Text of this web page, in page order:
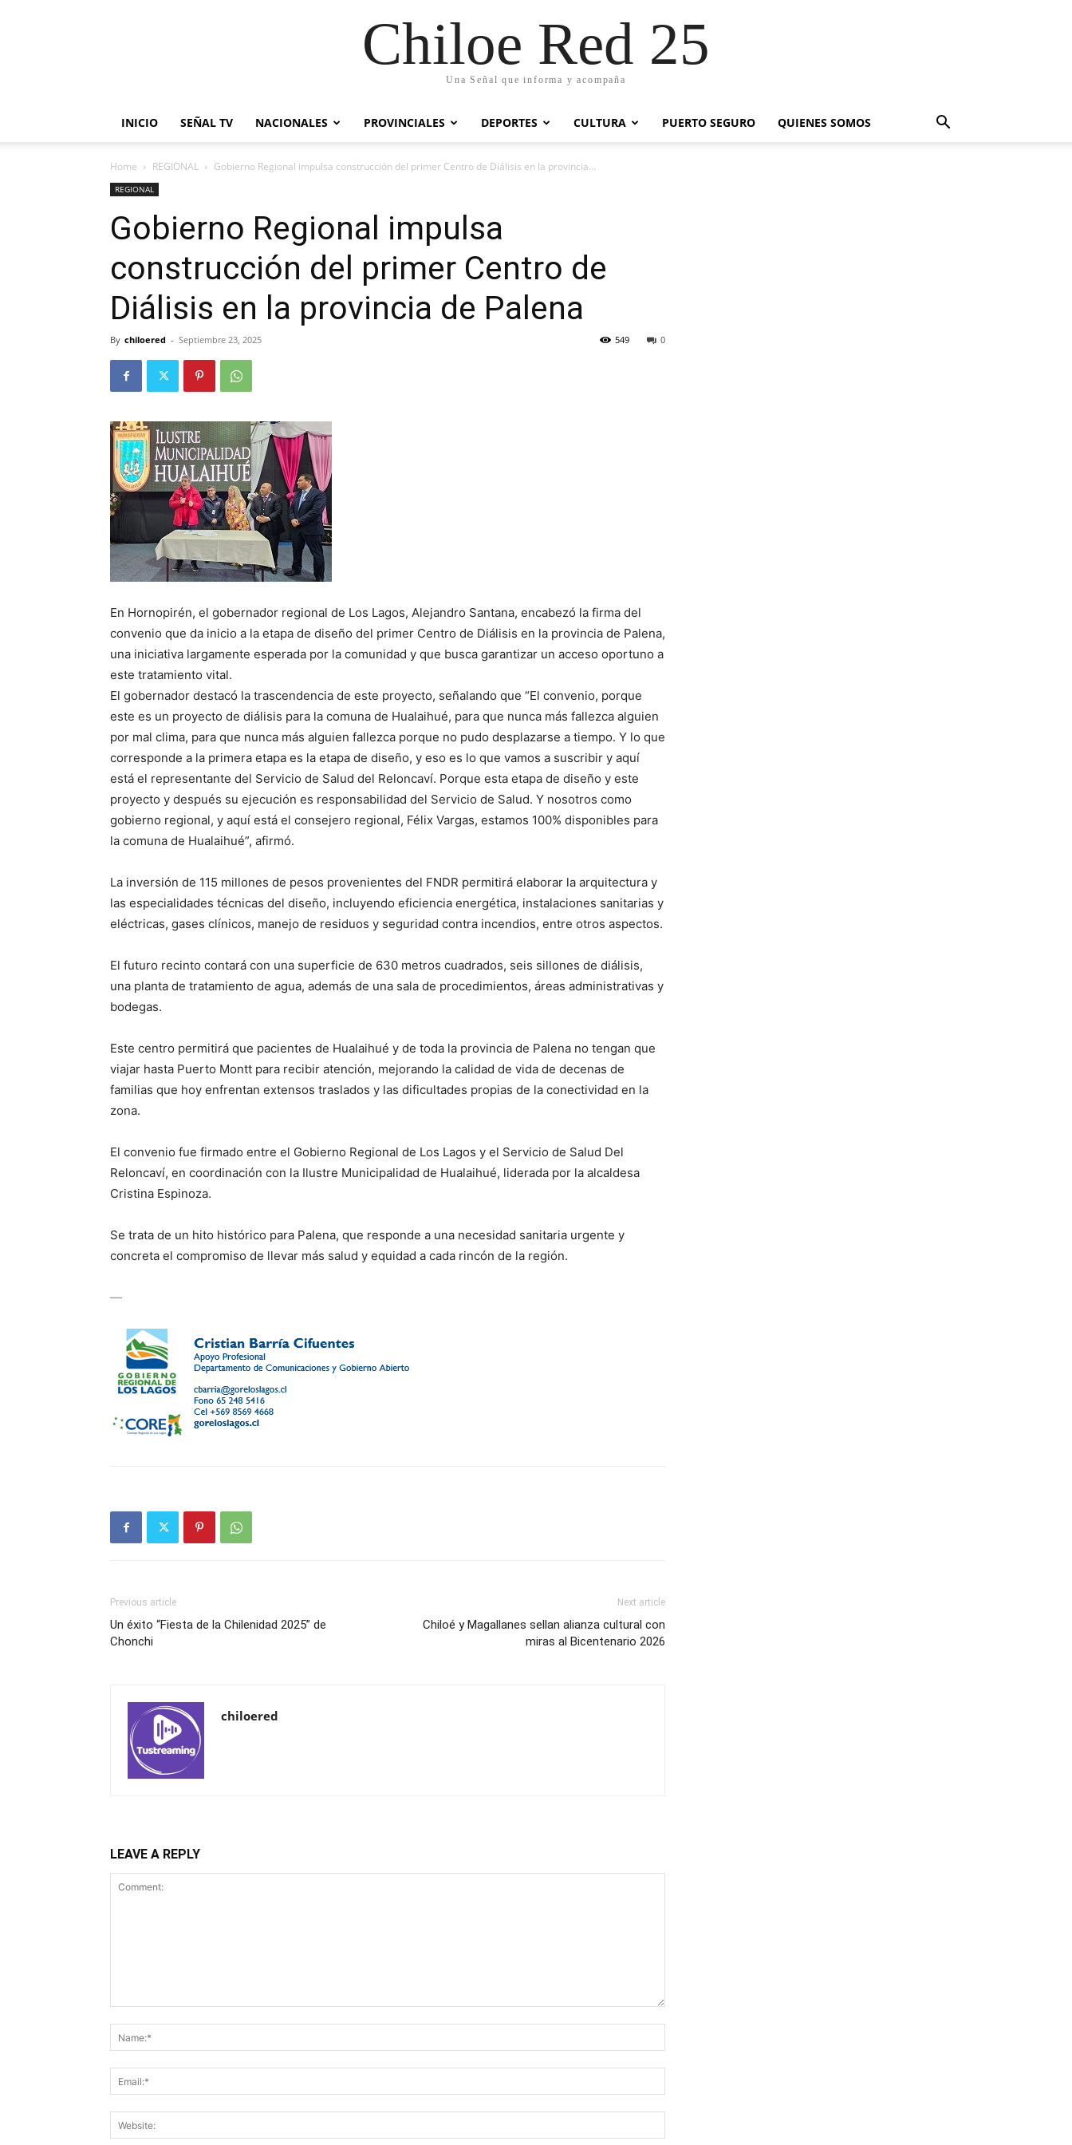
Chiloe Red 25
Una Señal que informa y acompaña
INICIO SEÑAL TV NACIONALES PROVINCIALES DEPORTES CULTURA PUERTO SEGURO QUIENES SOMOS
Home REGIONAL Gobierno Regional impulsa construcción del primer Centro de Diálisis en la provincia...
REGIONAL
Gobierno Regional impulsa
construcción del primer Centro de
Diálisis en la provincia de Palena
By chiloered - Septiembre 23, 2025 0
549
En Hornopirén, el gobernador regional de Los Lagos, Alejandro Santana, encabezó la firma del
convenio que da inicio a la etapa de diseño del primer Centro de Diálisis en la provincia de Palena,
una iniciativa largamente esperada por la comunidad y que busca garantizar un acceso oportuno a
este tratamiento vital.
El gobernador destacó la trascendencia de este proyecto, señalando que “El convenio, porque
este es un proyecto de diálisis para la comuna de Hualaihué, para que nunca más fallezca alguien
por mal clima, para que nunca más alguien fallezca porque no pudo desplazarse a tiempo. Y lo que
corresponde a la primera etapa es la etapa de diseño, y eso es lo que vamos a suscribir y aquí
está el representante del Servicio de Salud del Reloncaví. Porque esta etapa de diseño y este
proyecto y después su ejecución es responsabilidad del Servicio de Salud. Y nosotros como
gobierno regional, y aquí está el consejero regional, Félix Vargas, estamos 100% disponibles para
la comuna de Hualaihué”, afirmó.
La inversión de 115 millones de pesos provenientes del FNDR permitirá elaborar la arquitectura y
las especialidades técnicas del diseño, incluyendo eficiencia energética, instalaciones sanitarias y
eléctricas, gases clínicos, manejo de residuos y seguridad contra incendios, entre otros aspectos.
El futuro recinto contará con una superficie de 630 metros cuadrados, seis sillones de diálisis,
una planta de tratamiento de agua, además de una sala de procedimientos, áreas administrativas y
bodegas.
Este centro permitirá que pacientes de Hualaihué y de toda la provincia de Palena no tengan que
viajar hasta Puerto Montt para recibir atención, mejorando la calidad de vida de decenas de
familias que hoy enfrentan extensos traslados y las dificultades propias de la conectividad en la
zona.
El convenio fue firmado entre el Gobierno Regional de Los Lagos y el Servicio de Salud Del
Reloncaví, en coordinación con la Ilustre Municipalidad de Hualaihué, liderada por la alcaldesa
Cristina Espinoza.
Se trata de un hito histórico para Palena, que responde a una necesidad sanitaria urgente y
concreta el compromiso de llevar más salud y equidad a cada rincón de la región.
—
Previous article
Un éxito “Fiesta de la Chilenidad 2025” de
Chonchi
Next article
Chiloé y Magallanes sellan alianza cultural con
miras al Bicentenario 2026
chiloered
LEAVE A REPLY